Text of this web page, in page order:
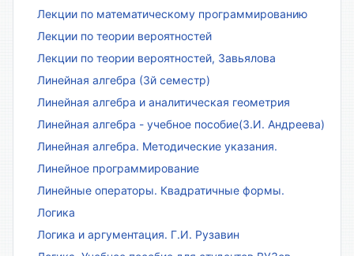
Лекции по математическому программированию
Лекции по теории вероятностей
Лекции по теории вероятностей, Завьялова
Линейная алгебра (3й семестр)
Линейная алгебра и аналитическая геометрия
Линейная алгебра - учебное пособие(З.И. Андреева)
Линейная алгебра. Методические указания.
Линейное программирование
Линейные операторы. Квадратичные формы.
Логика
Логика и аргументация. Г.И. Рузавин